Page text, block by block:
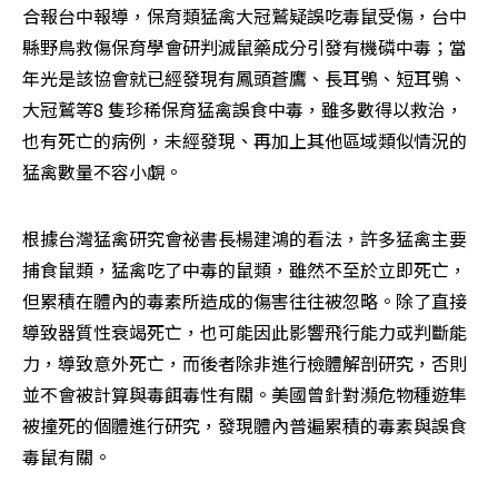
合報台中報導，保育類猛禽大冠鷲疑誤吃毒鼠受傷，台中
縣野鳥救傷保育學會研判滅鼠藥成分引發有機磷中毒；當
年光是該協會就已經發現有鳳頭蒼鷹、長耳鴞、短耳鴞、
大冠鷲等8 隻珍稀保育猛禽誤食中毒，雖多數得以救治，
也有死亡的病例，未經發現、再加上其他區域類似情況的
猛禽數量不容小覷。
根據台灣猛禽研究會祕書長楊建鴻的看法，許多猛禽主要
捕食鼠類，猛禽吃了中毒的鼠類，雖然不至於立即死亡，
但累積在體內的毒素所造成的傷害往往被忽略。除了直接
導致器質性衰竭死亡，也可能因此影響飛行能力或判斷能
力，導致意外死亡，而後者除非進行檢體解剖研究，否則
並不會被計算與毒餌毒性有關。美國曾針對瀕危物種遊隼
被撞死的個體進行研究，發現體內普遍累積的毒素與誤食
毒鼠有關。